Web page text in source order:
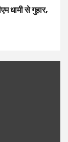
धामी से गुहार,